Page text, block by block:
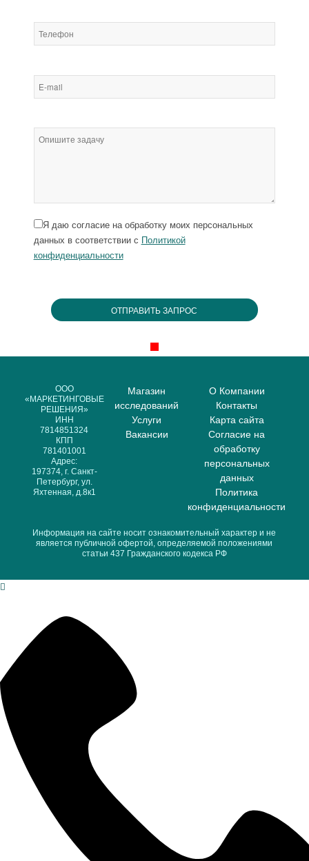
Я даю согласие на обработку моих персональных
данных в соответствии с Политикой
конфиденциальности
ООО
«МАРКЕТИНГОВЫЕ
РЕШЕНИЯ»
ИНН
7814851324
КПП
781401001
Адрес:
197374, г. Санкт-
Петербург, ул.
Яхтенная, д.8к1
Магазин
исследований
Услуги
Вакансии
О Компании
Контакты
Карта сайта
Согласие на
обработку
персональных
данных
Политика
конфиденциальности
Информация на сайте носит ознакомительный характер и не
является публичной офертой, определяемой положениями
статьи 437 Гражданского кодекса РФ